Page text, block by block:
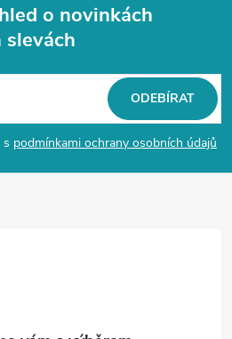
o novinkách
slevách
s podmínkami ochrany osobních údajů
ODEBÍRAT